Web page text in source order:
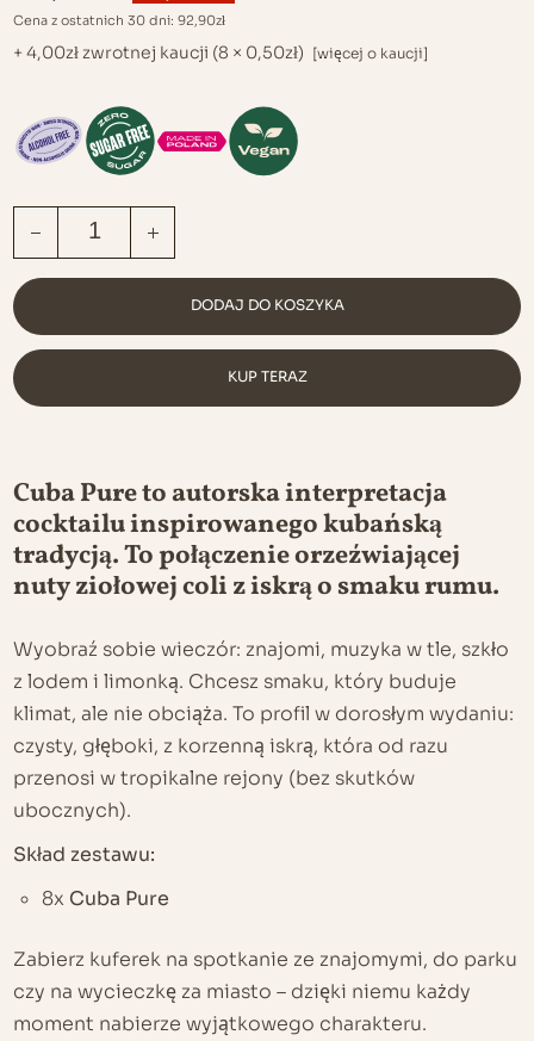
CENA
WYNOSIŁA:
103,20ZŁ.
CENA
92,90ZŁ.
Cena z ostatnich 30 dni:92,90zł
+4,00złzwrotnej kaucji (8 × 0,50zł) [więcej o kaucji]
KUFEREK: CUBA ILOŚĆ
DODAJ DO KOSZYKA
KUP TERAZ
Cuba Pure to autorska interpretacja
cocktailu inspirowanego kubańską
tradycją. To połączenie orzeźwiającej
nuty ziołowej coli z iskrą o smaku rumu.
Wyobraź sobie wieczór: znajomi, muzyka w tle, szkło
z lodem i limonką. Chcesz smaku, który buduje
klimat, ale nie obciąża. To profil w dorosłym wydaniu:
czysty, głęboki, z korzenną iskrą, która od razu
przenosi w tropikalne rejony (bez skutków
ubocznych).
Skład zestawu:
8x Cuba Pure
Zabierz kuferek na spotkanie ze znajomymi, do parku
czy na wycieczkę za miasto – dzięki niemu każdy
moment nabierze wyjątkowego charakteru.